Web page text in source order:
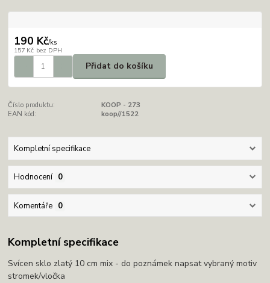
190 Kč/ks
157 Kč bez DPH
Přidat do košíku
Číslo produktu:
KOOP - 273
EAN kód:
koop//1522
Kompletní specifikace
Hodnocení 0
Komentáře 0
Kompletní specifikace
Svícen sklo zlatý 10 cm mix - do poznámek napsat vybraný motiv
stromek/vločka